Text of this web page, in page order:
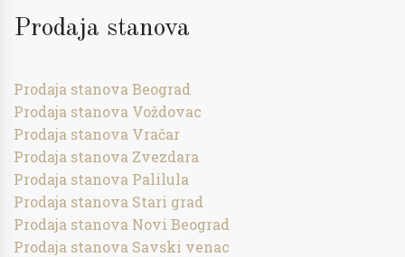
Prodaja stanova
Prodaja stanova Beograd
Prodaja stanova Voždovac
Prodaja stanova Vračar
Prodaja stanova Zvezdara
Prodaja stanova Palilula
Prodaja stanova Stari grad
Prodaja stanova Novi Beograd
Prodaja stanova Savski venac